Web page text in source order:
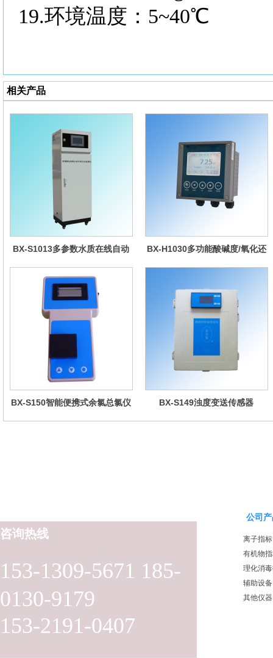
19.环境温度：5~40℃
相关产品
BX-S1013多参数水质在线自动
BX-H1030多功能酸碱度/氧化还
BX-S150智能便携式余氯总氯仪 BX-S149浊度变送传感器
153-1309-5671 185-
0130-9179
153-2191-0407
咨询热线
公司
离子指标
有机物
理化消
辅助设备
其他仪器